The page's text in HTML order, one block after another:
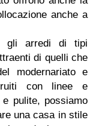
anche a
gli arredi di tipi
di quelli che
modernariato e
con linee e
pulite, possiamo
una casa in stile